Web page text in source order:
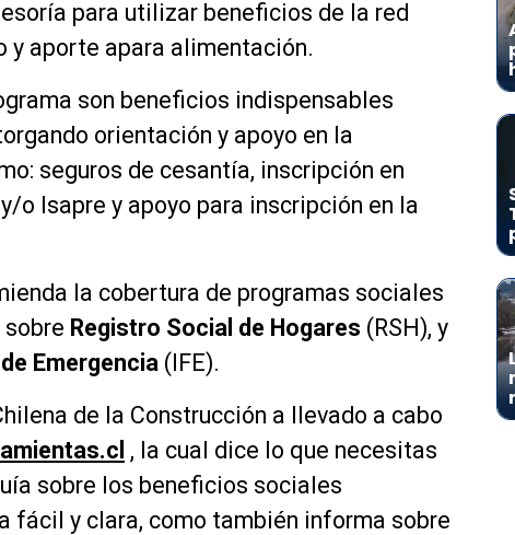
para utilizar beneficios de la red
y aporte apara alimentación.
son beneficios indispensables
orientación y apoyo en la
seguros de cesantía, inscripción en
o Isapre y apoyo para inscripción en la
la cobertura de programas sociales
Registro Social de Hogares (RSH), y
Emergencia (IFE).
de la Construcción a llevado a cabo
, la cual dice lo que necesitas
sobre los beneficios sociales
fácil y clara, como también informa sobre